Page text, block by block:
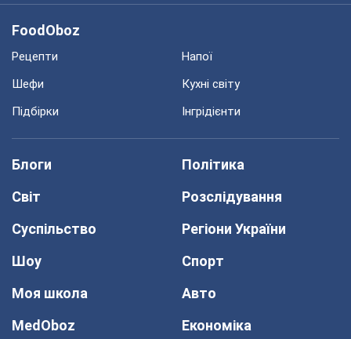
FoodOboz
Рецепти
Напої
Шефи
Кухні світу
Підбірки
Інгрідієнти
Блоги
Політика
Світ
Розслідування
Суспільство
Регіони України
Шоу
Спорт
Моя школа
Авто
MedOboz
Економіка